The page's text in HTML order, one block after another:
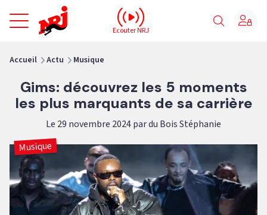
NRJ - Accueil
Ecouter NRJ
Accueil Actu Musique
Gims: découvrez les 5 moments
les plus marquants de sa carrière
Le 29 novembre 2024 par du Bois Stéphanie
Musique